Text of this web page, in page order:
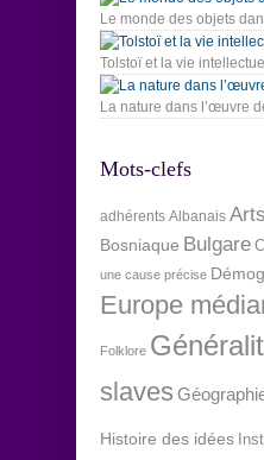
Le monde des objets
Tolstoï et la vie
La nature dans l’œuvre
Mots-clefs
adhérents Albanais
Bosniaque Bulgare
une cause précise
Europe
Folklore
slaves
Histoire des idées